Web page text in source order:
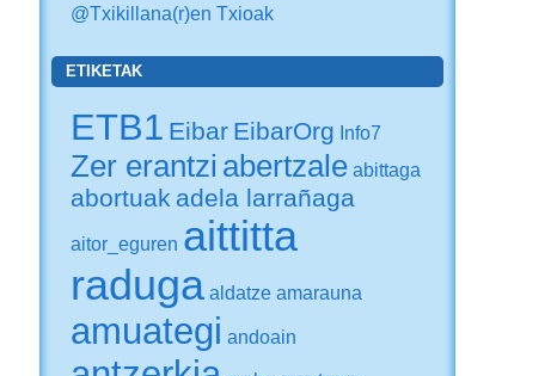
@Txikillana(r)en Txioak
ETIKETAK
ETB1 Eibar EibarOrg Info7
Zer erantzi abertzale abittaga
abortuak adela larrañaga
aitor_eguren aittitta
raduga aldatze amarauna
amuategi andoain